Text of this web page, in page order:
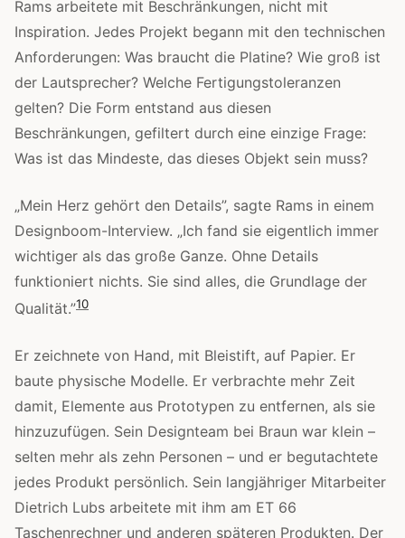
Rams arbeitete mit Beschränkungen, nicht mit
Inspiration. Jedes Projekt begann mit den technischen
Anforderungen: Was braucht die Platine? Wie groß ist
der Lautsprecher? Welche Fertigungstoleranzen
gelten? Die Form entstand aus diesen
Beschränkungen, gefiltert durch eine einzige Frage:
Was ist das Mindeste, das dieses Objekt sein muss?
„Mein Herz gehört den Details”, sagte Rams in einem
Designboom-Interview. „Ich fand sie eigentlich immer
wichtiger als das große Ganze. Ohne Details
funktioniert nichts. Sie sind alles, die Grundlage der
Qualität.”10
Er zeichnete von Hand, mit Bleistift, auf Papier. Er
baute physische Modelle. Er verbrachte mehr Zeit
damit, Elemente aus Prototypen zu entfernen, als sie
hinzuzufügen. Sein Designteam bei Braun war klein –
selten mehr als zehn Personen – und er begutachtete
jedes Produkt persönlich. Sein langjähriger Mitarbeiter
Dietrich Lubs arbeitete mit ihm am ET 66
Taschenrechner und anderen späteren Produkten. Der